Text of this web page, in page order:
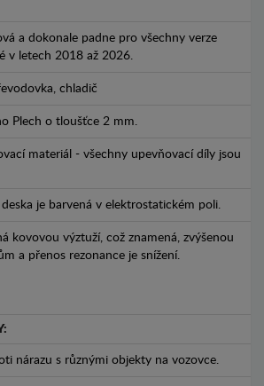
a dokonale padne pro všechny verze
v letech 2018 až 2026.
chladič
Plech o tloušťce 2 mm.
materiál - všechny upevňovací díly jsou
je barvená v elektrostatickém poli.
kovovou výztuží, což znamená, zvýšenou
a přenos rezonance je snížení.
nárazu s různými objekty na vozovce.